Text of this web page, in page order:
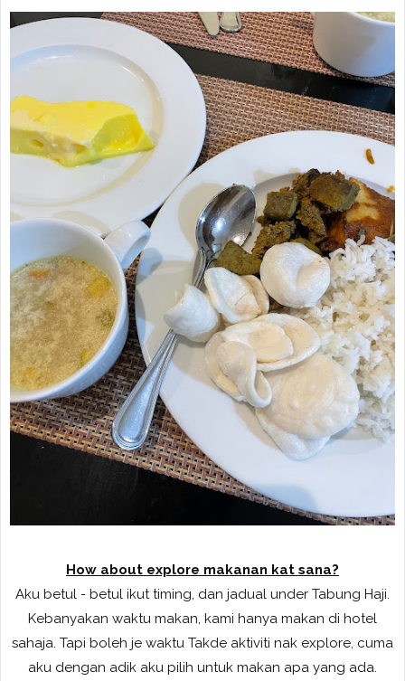
How about explore makanan kat sana?
Aku betul - betul ikut timing, dan jadual under Tabung Haji.
Kebanyakan waktu makan, kami hanya makan di hotel
sahaja. Tapi boleh je waktu Takde aktiviti nak explore, cuma
aku dengan adik aku pilih untuk makan apa yang ada.